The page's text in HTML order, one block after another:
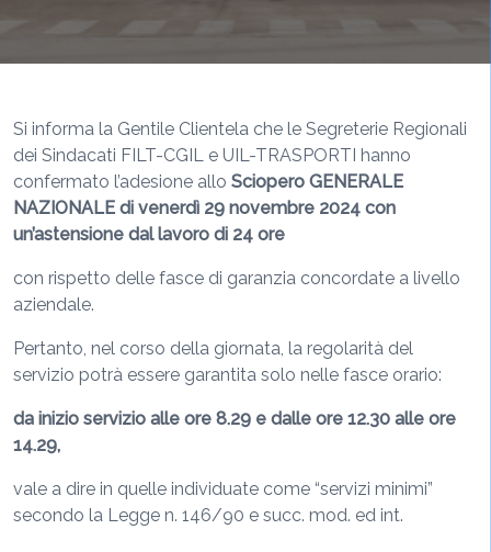
Si informa la Gentile Clientela che le Segreterie Regionali
dei Sindacati FILT-CGIL e UIL-TRASPORTI hanno
confermato l’adesione allo Sciopero GENERALE
NAZIONALE di venerdì 29 novembre 2024 con
un’astensione dal lavoro di 24 ore
con rispetto delle fasce di garanzia concordate a livello
aziendale.
Pertanto, nel corso della giornata, la regolarità del
servizio potrà essere garantita solo nelle fasce orario:
da inizio servizio alle ore 8.29 e dalle ore 12.30 alle ore
14.29,
vale a dire in quelle individuate come “servizi minimi”
secondo la Legge n. 146/90 e succ. mod. ed int.